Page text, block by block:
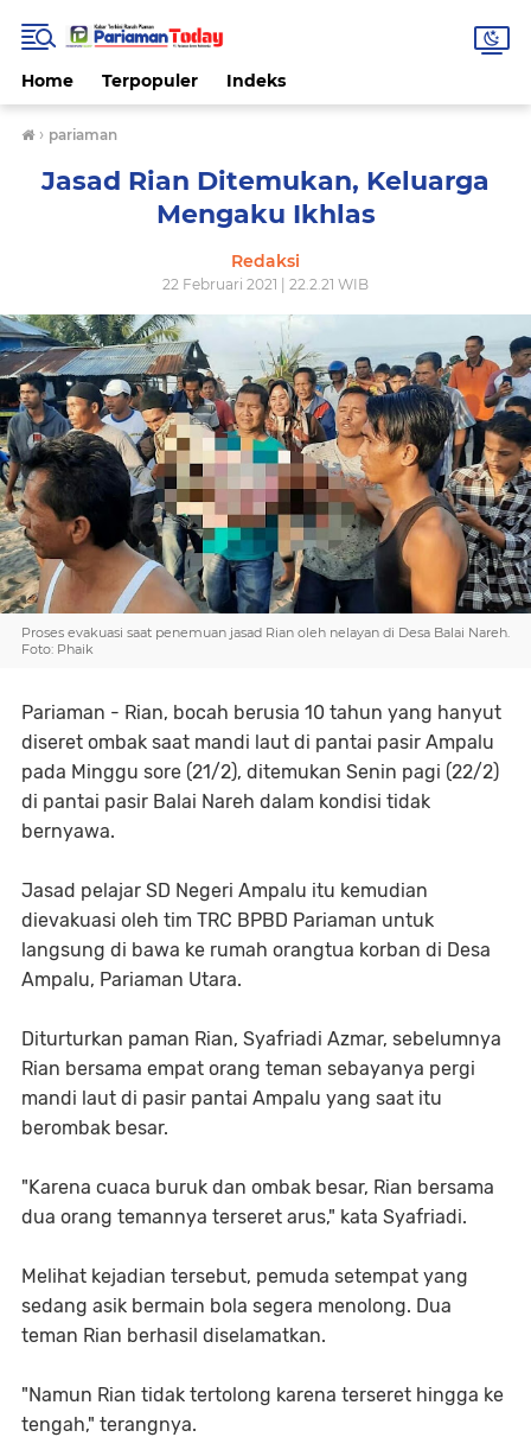
Home Terpopuler Indeks
› pariaman
Jasad Rian Ditemukan, Keluarga
Mengaku Ikhlas
Redaksi
22 Februari 2021 | 22.2.21 WIB
Proses evakuasi saat penemuan jasad Rian oleh nelayan di Desa Balai Nareh.
Foto: Phaik
Pariaman - Rian, bocah berusia 10 tahun yang hanyut
diseret ombak saat mandi laut di pantai pasir Ampalu
pada Minggu sore (21/2), ditemukan Senin pagi (22/2)
di pantai pasir Balai Nareh dalam kondisi tidak
bernyawa.
Jasad pelajar SD Negeri Ampalu itu kemudian
dievakuasi oleh tim TRC BPBD Pariaman untuk
langsung di bawa ke rumah orangtua korban di Desa
Ampalu, Pariaman Utara.
Diturturkan paman Rian, Syafriadi Azmar, sebelumnya
Rian bersama empat orang teman sebayanya pergi
mandi laut di pasir pantai Ampalu yang saat itu
berombak besar.
"Karena cuaca buruk dan ombak besar, Rian bersama
dua orang temannya terseret arus," kata Syafriadi.
Melihat kejadian tersebut, pemuda setempat yang
sedang asik bermain bola segera menolong. Dua
teman Rian berhasil diselamatkan.
"Namun Rian tidak tertolong karena terseret hingga ke
tengah," terangnya.